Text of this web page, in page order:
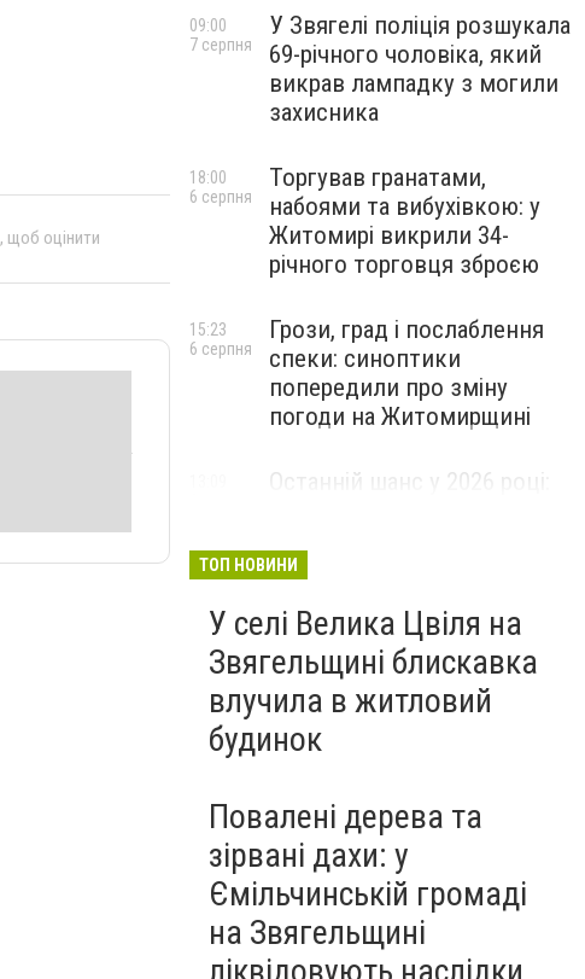
, щоб оцінити
У Звягелі поліція розшукала
69-річного чоловіка, який
викрав лампадку з могили
захисника
09:00
7 серпня
Торгував гранатами,
набоями та вибухівкою: у
Житомирі викрили 34-
річного торговця зброєю
18:00
6 серпня
Грози, град і послаблення
спеки: синоптики
попередили про зміну
погоди на Житомирщині
15:23
6 серпня
Останній шанс у 2026 році:
майбутніх водійок автобусів
ТОП НОВИНИ
У селі Велика Цвіля на
Звягельщині блискавка
влучила в житловий
будинок
Повалені дерева та
зірвані дахи: у
Ємільчинській громаді
на Звягельщині